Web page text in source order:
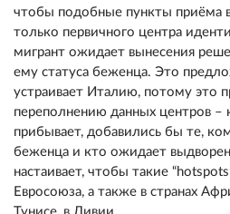
чтобы подобные пункты приёма
только первичного центра
мигрант ожидает вынесения
ему статуса беженца. Это
устраивает Италию, потому это
переполнению данных центров –
прибывает, добавились бы те,
беженца и кто ожидает
настаивает, чтобы такие
Евросоюза, а также в странах